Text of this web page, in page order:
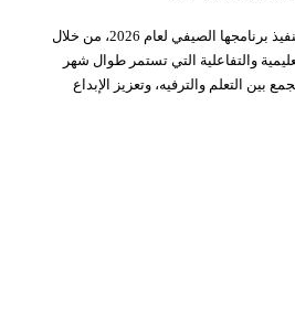
تواصل هيئة الشارقة للمتاحف تنفيذ برنامجها الصيفي لعام 2026، من خلال
والتفاعلية التي تستمر طوال شهر
التعلم والترفيه، وتعزيز الإبداع